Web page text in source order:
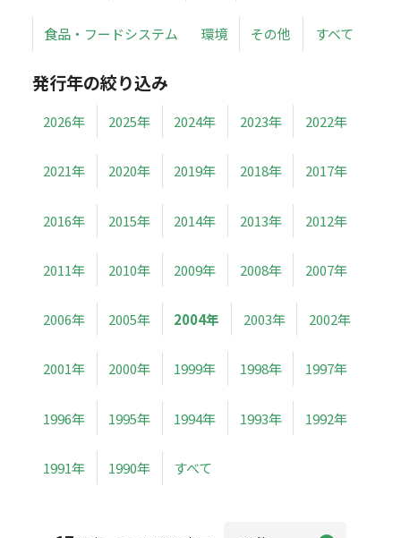
食品・フードシステム 環境 その他 すべて
発行年の絞り込み
2026年 2025年 2024年 2023年 2022年
2021年 2020年 2019年 2018年 2017年
2016年 2015年 2014年 2013年 2012年
2011年 2010年 2009年 2008年 2007年
2006年 2005年 2004年 2003年 2002年
2001年 2000年 1999年 1998年 1997年
1996年 1995年 1994年 1993年 1992年
1991年 1990年 すべて